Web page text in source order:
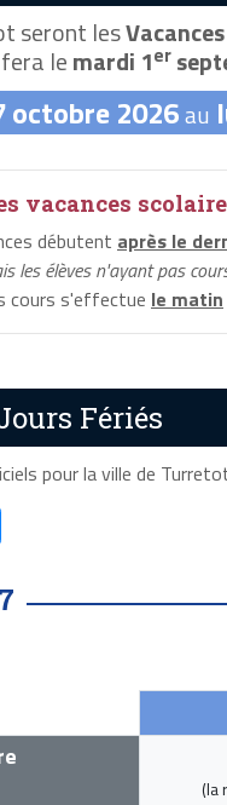
seront les
fera lemardi 1er
octobre 2026au
vacances
débutent après le
les élèves n'ayant pas
cours s'effectue le matin
Fériés
pour la ville de
(la